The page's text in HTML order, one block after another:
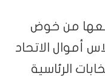
من خوض
أموال الاتحاد
الرئاسية